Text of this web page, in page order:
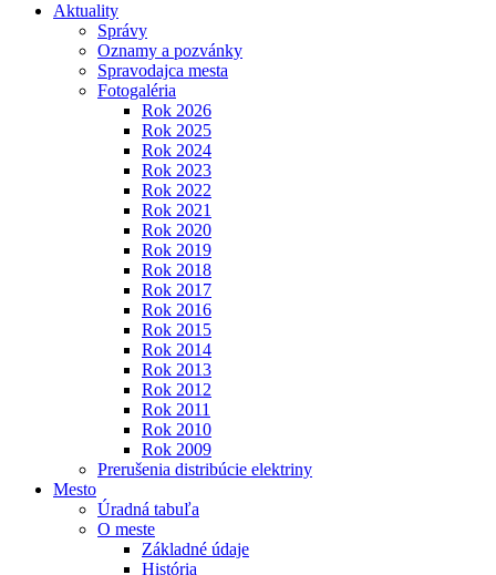
Aktuality
Správy
Oznamy a pozvánky
Spravodajca mesta
Fotogaléria
Rok 2026
Rok 2025
Rok 2024
Rok 2023
Rok 2022
Rok 2021
Rok 2020
Rok 2019
Rok 2018
Rok 2017
Rok 2016
Rok 2015
Rok 2014
Rok 2013
Rok 2012
Rok 2011
Rok 2010
Rok 2009
Prerušenia distribúcie elektriny
Mesto
Úradná tabuľa
O meste
Základné údaje
História